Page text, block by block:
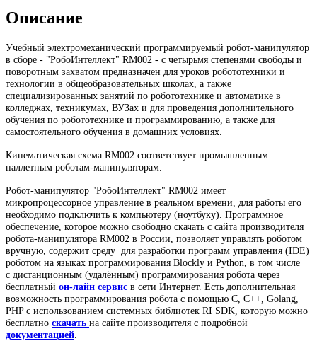
Описание
Учебный электромеханический программируемый робот-манипулятор
в сборе - "РобоИнтеллект" RM002 - с четырьмя степенями свободы и
поворотным захватом предназначен для уроков робототехники и
технологии в общеобразовательных школах, а также
специализированных занятий по робототехнике и автоматике в
колледжах, техникумах, ВУЗах и для проведения дополнительного
обучения по робототехнике и программированию, а также для
самостоятельного обучения в домашних условиях.
Кинематическая схема RM002 соответствует промышленным
паллетным роботам-манипуляторам.
Робот-манипулятор "РобоИнтеллект" RM002 имеет
микропроцессорное управление в реальном времени, для работы его
необходимо подключить к компьютеру (ноутбуку). Программное
обеспечение, которое можно свободно скачать с сайта производителя
робота-манипулятора RM002 в России, позволяет управлять роботом
вручную, содержит среду для разработки программ управления (IDE)
роботом на языках программирования Blockly и Python, в том числе
с дистанционным (удалённым) программирования робота через
бесплатный он-лайн сервис в сети Интернет. Есть дополнительная
возможность программирования робота с помощью C, C++, Golang,
PHP с использованием системных библиотек RI SDK, которую можно
бесплатно скачать на сайте производителя с подробной
документацией